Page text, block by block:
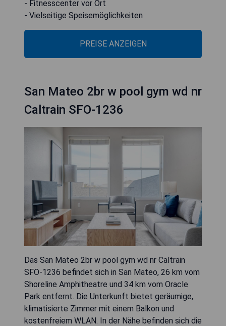
- Fitnesscenter vor Ort
- Vielseitige Speisemöglichkeiten
PREISE ANZEIGEN
San Mateo 2br w pool gym wd nr
Caltrain SFO-1236
Das San Mateo 2br w pool gym wd nr Caltrain
SFO-1236 befindet sich in San Mateo, 26 km vom
Shoreline Amphitheatre und 34 km vom Oracle
Park entfernt. Die Unterkunft bietet geräumige,
klimatisierte Zimmer mit einem Balkon und
kostenfreiem WLAN. In der Nähe befinden sich die